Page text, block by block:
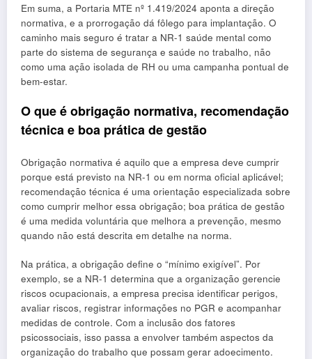
Em suma, a Portaria MTE nº 1.419/2024 aponta a direção
normativa, e a prorrogação dá fôlego para implantação. O
caminho mais seguro é tratar a NR-1 saúde mental como
parte do sistema de segurança e saúde no trabalho, não
como uma ação isolada de RH ou uma campanha pontual de
bem-estar.
O que é obrigação normativa, recomendação
técnica e boa prática de gestão
Obrigação normativa é aquilo que a empresa deve cumprir
porque está previsto na NR-1 ou em norma oficial aplicável;
recomendação técnica é uma orientação especializada sobre
como cumprir melhor essa obrigação; boa prática de gestão
é uma medida voluntária que melhora a prevenção, mesmo
quando não está descrita em detalhe na norma.
Na prática, a obrigação define o “mínimo exigível”. Por
exemplo, se a NR-1 determina que a organização gerencie
riscos ocupacionais, a empresa precisa identificar perigos,
avaliar riscos, registrar informações no PGR e acompanhar
medidas de controle. Com a inclusão dos fatores
psicossociais, isso passa a envolver também aspectos da
organização do trabalho que possam gerar adoecimento.